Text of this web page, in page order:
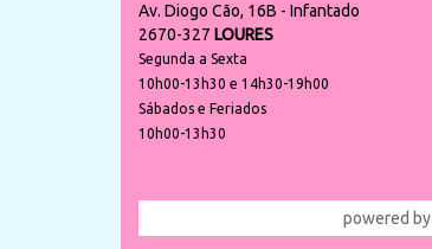
Av. Diogo Cão, 16B - Infantado
2670-327 LOURES
Segunda a Sexta
10h00-13h30 e 14h30-19h00
Sábados e Feriados
10h00-13h30
powered by